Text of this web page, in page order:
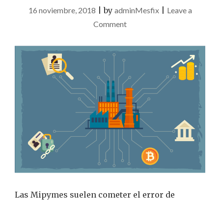
16 noviembre, 2018 |by adminMesfix|
Leave a
Commenton
financiar
en
Colombia?
Las Mipymes suelen cometer el error de